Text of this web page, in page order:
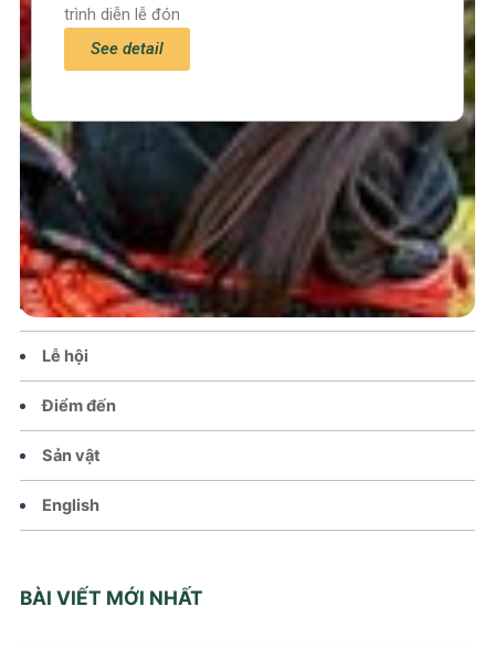
Trang chủ
Tin tức – Sự kiện
Chính sách
Văn hoá – Đời sống
Lễ hội
Điểm đến
Sản vật
English
BÀI VIẾT MỚI NHẤT
trình diễn lễ đón
See detail